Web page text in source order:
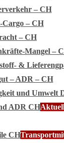
– CH
– CH
– CH
Mangel –
&
– ADR – CH
und Umwelt
ADR CH
CH